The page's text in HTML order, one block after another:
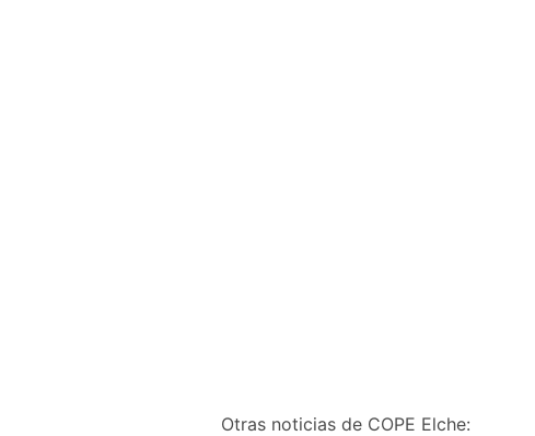
Otras noticias de COPE Elche: